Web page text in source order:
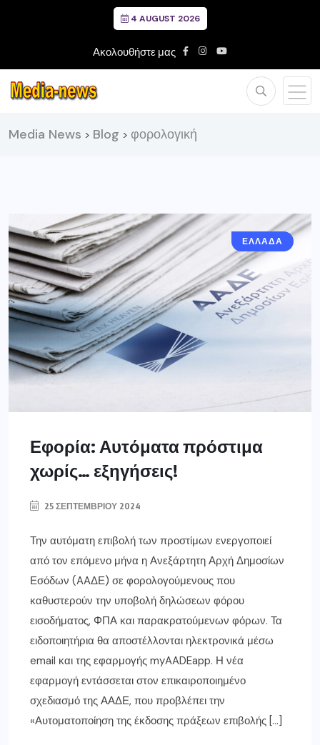
4 AUGUST 2026
Ακολουθήστε μας
Media News > Blog > φορολογική
ΕΛΛΑΔΑ
Εφορία: Αυτόματα πρόστιμα
χωρίς… εξηγήσεις!
25 ΣΕΠΤΕΜΒΡΊΟΥ 2024
Την αυτόματη επιβολή των προστίμων ενεργοποιεί
από τον επόμενο μήνα η Ανεξάρτητη Αρχή Δημοσίων
Εσόδων (AAΔΕ) σε φορολογούμενους που
καθυστερούν την υποβολή δηλώσεων φόρου
εισοδήματος, ΦΠΑ και παρακρατούμενων φόρων. Τα
ειδοποιητήρια θα αποστέλλονται ηλεκτρονικά μέσω
email και της εφαρμογής myAADEapp. Η νέα
εφαρμογή εντάσσεται στον επικαιροποιημένο
σχεδιασμό της ΑΑΔΕ, που προβλέπει την
«Αυτοματοποίηση της έκδοσης πράξεων επιβολής […]